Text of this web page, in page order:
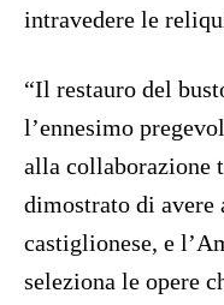
intravedere le
“Il restauro del
l’ennesimo
alla collaborazione
dimostrato di
castiglionese, e
seleziona le opere